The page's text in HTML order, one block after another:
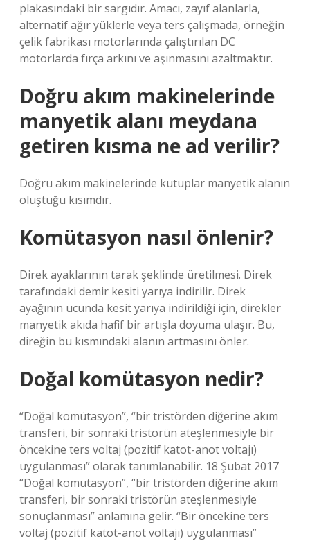
plakasındaki bir sargıdır. Amacı, zayıf alanlarla,
alternatif ağır yüklerle veya ters çalışmada, örneğin
çelik fabrikası motorlarında çalıştırılan DC
motorlarda fırça arkını ve aşınmasını azaltmaktır.
Doğru akım makinelerinde
manyetik alanı meydana
getiren kısma ne ad verilir?
Doğru akım makinelerinde kutuplar manyetik alanın
oluştuğu kısımdır.
Komütasyon nasıl önlenir?
Direk ayaklarının tarak şeklinde üretilmesi. Direk
tarafındaki demir kesiti yarıya indirilir. Direk
ayağının ucunda kesit yarıya indirildiği için, direkler
manyetik akıda hafif bir artışla doyuma ulaşır. Bu,
direğin bu kısmındaki alanın artmasını önler.
Doğal komütasyon nedir?
“Doğal komütasyon”, “bir tristörden diğerine akım
transferi, bir sonraki tristörün ateşlenmesiyle bir
öncekine ters voltaj (pozitif katot-anot voltajı)
uygulanması” olarak tanımlanabilir. 18 Şubat 2017
“Doğal komütasyon”, “bir tristörden diğerine akım
transferi, bir sonraki tristörün ateşlenmesiyle
sonuçlanması” anlamına gelir. “Bir öncekine ters
voltaj (pozitif katot-anot voltajı) uygulanması”